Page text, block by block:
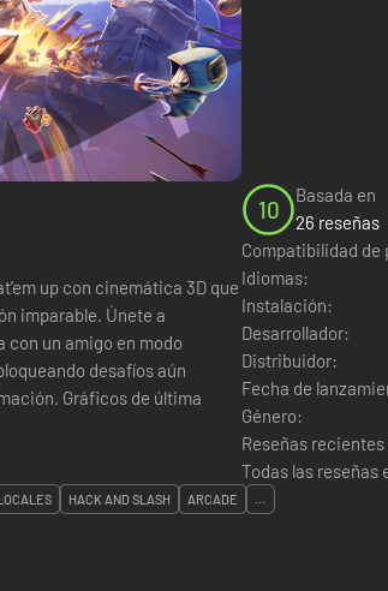
up con cinemática 3D que
imparable. Únete a
con un amigo en modo
desafíos aún
10
Basada en
26 reseñas
Compatibilidad de
Idiomas:
Instalación:
Desarrollador:
Distribuidor:
Fecha de
Género:
Reseñas
Todas las reseñas
HACK AND SLASH ARCADE ...